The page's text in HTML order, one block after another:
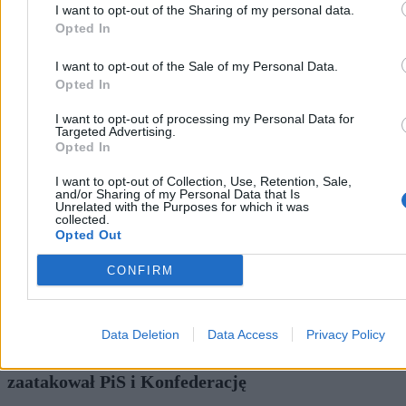
I want to opt-out of the Sharing of my personal data.
Opted In
I want to opt-out of the Sale of my Personal Data.
Opted In
I want to opt-out of processing my Personal Data for
Targeted Advertising.
Opted In
I want to opt-out of Collection, Use, Retention, Sale,
and/or Sharing of my Personal Data that Is
Unrelated with the Purposes for which it was
collected.
Opted Out
CONFIRM
Data Deletion Data Access Privacy Policy
Kraj
zaatakował PiS i Konfederację